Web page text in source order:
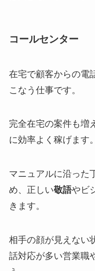
コールセンター
在宅で顧客からの電
こなう仕事です。
完全在宅の案件も増
に効率よく稼げます。
マニュアルに沿った
め、正しい敬語やビ
きます。
相手の顔が見えない
話対応が多い営業職